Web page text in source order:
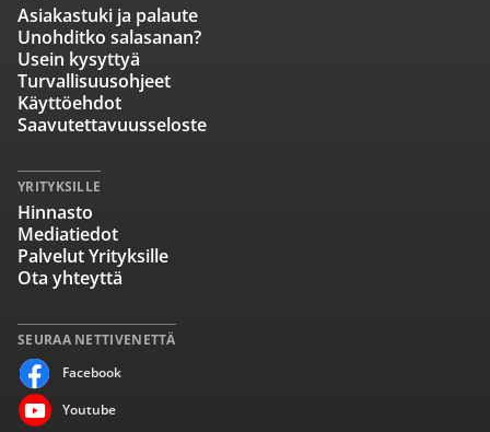
SEURAA NETTIVENETTÄ
Facebook
Youtube
Asiakastuki ja palaute
Unohditko salasanan?
Usein kysyttyä
Turvallisuusohjeet
Käyttöehdot
Saavutettavuusseloste
YRITYKSILLE
Hinnasto
Mediatiedot
Palvelut Yrityksille
Ota yhteyttä